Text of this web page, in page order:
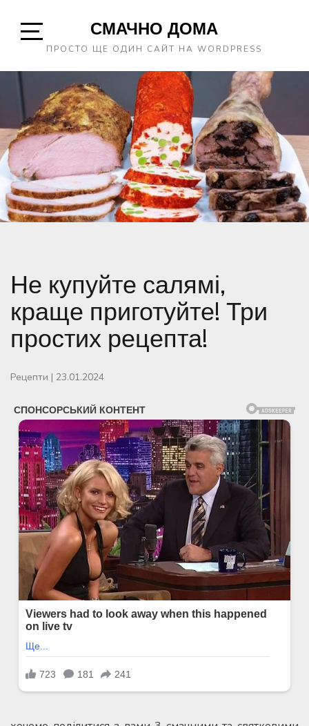
Open
Sidebar
СМАЧНО ДОМА
ПРОСТО ЩЕ ОДИН САЙТ НА WORDPRESS
Не купуйте салямі,
краще приготуйте! Три
простих рецепта!
Рецепти | 23.01.2024